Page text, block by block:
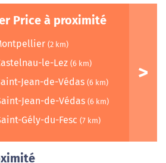
Price à proximité
(2 km)
le-Lez (6 km)
Jean-de-Védas (6 km)
Jean-de-Védas (6 km)
Gély-du-Fesc (7 km)